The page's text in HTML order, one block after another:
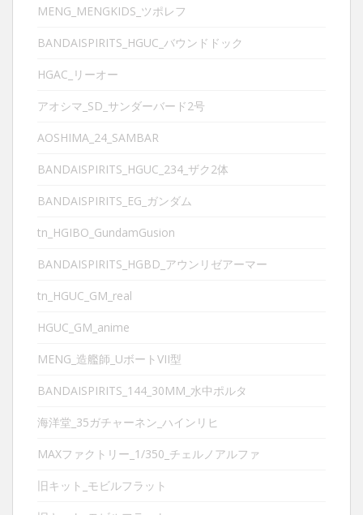
MENG_MENGKIDS_ツポレフ
BANDAISPIRITS_HGUC_バウンドドック
HGAC_リーオー
アオシマ_SD_サンダーバード2号
AOSHIMA_24_SAMBAR
BANDAISPIRITS_HGUC_234_ザク2体
BANDAISPIRITS_EG_ガンダム
tn_HGIBO_GundamGusion
BANDAISPIRITS_HGBD_アウンリゼアーマー
tn_HGUC_GM_real
HGUC_GM_anime
MENG_造艦師_UボートVII型
BANDAISPIRITS_144_30MM_水中ポルタ
海洋堂_35ガチャーネン_ハインリヒ
MAXファクトリー_1/350_チェルノアルファ
旧キット_モビルフラット